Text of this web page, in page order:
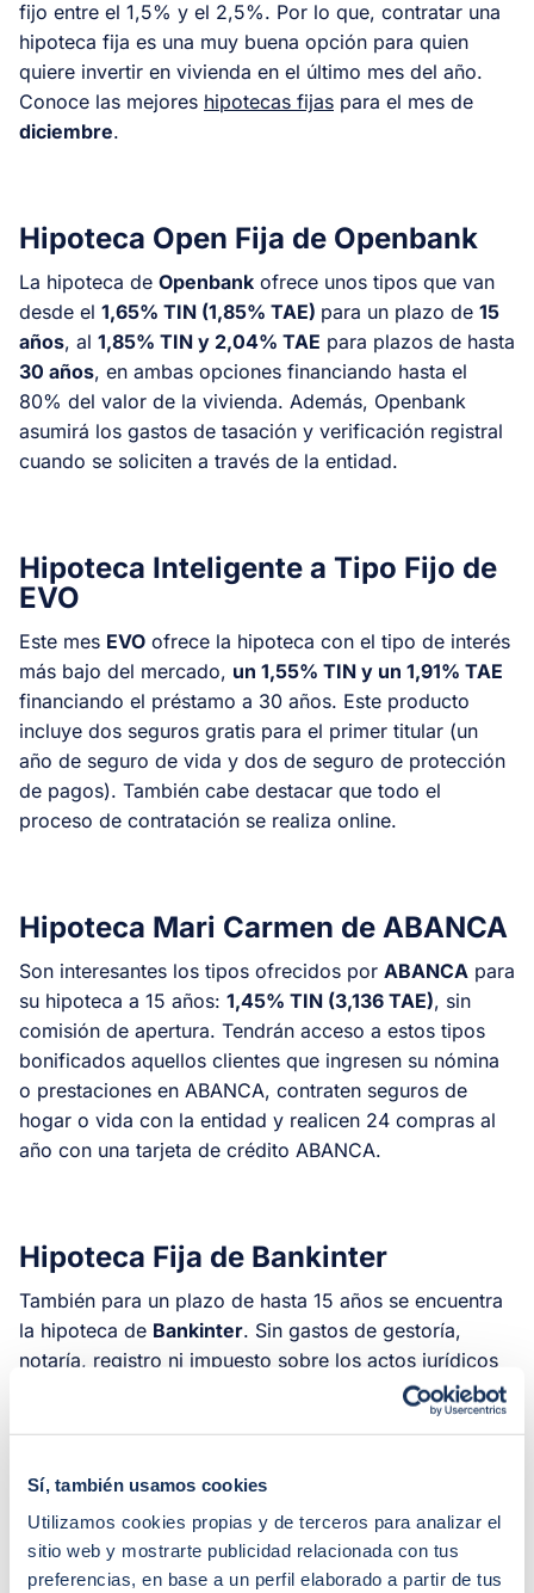
Sí, también usamos cookies
Utilizamos cookies propias y de terceros para analizar el
sitio web y mostrarte publicidad relacionada con tus
preferencias, en base a un perfil elaborado a partir de tus
fijo entre el 1,5% y el 2,5%. Por lo que, contratar una
hipoteca fija es una muy buena opción para quien
quiere invertir en vivienda en el último mes del año.
Conoce las mejores hipotecas fijas para el mes de
diciembre.
Hipoteca Open Fija de Openbank
La hipoteca de Openbank ofrece unos tipos que van
desde el 1,65% TIN (1,85% TAE) para un plazo de 15
años, al 1,85% TIN y 2,04% TAE para plazos de hasta
30 años, en ambas opciones financiando hasta el
80% del valor de la vivienda. Además, Openbank
asumirá los gastos de tasación y verificación registral
cuando se soliciten a través de la entidad.
Hipoteca Inteligente a Tipo Fijo de
EVO
Este mes EVO ofrece la hipoteca con el tipo de interés
más bajo del mercado, un 1,55% TIN y un 1,91% TAE
financiando el préstamo a 30 años. Este producto
incluye dos seguros gratis para el primer titular (un
año de seguro de vida y dos de seguro de protección
de pagos). También cabe destacar que todo el
proceso de contratación se realiza online.
Hipoteca Mari Carmen de ABANCA
Son interesantes los tipos ofrecidos por ABANCA para
su hipoteca a 15 años: 1,45% TIN (3,136 TAE), sin
comisión de apertura. Tendrán acceso a estos tipos
bonificados aquellos clientes que ingresen su nómina
o prestaciones en ABANCA, contraten seguros de
hogar o vida con la entidad y realicen 24 compras al
año con una tarjeta de crédito ABANCA.
Hipoteca Fija de Bankinter
También para un plazo de hasta 15 años se encuentra
la hipoteca de Bankinter. Sin gastos de gestoría,
notaría, registro ni impuesto sobre los actos jurídicos
1,60% TIN y un 2,35% TAE
para un importe de hasta el 80% del valor de compra
indispensable para contratar esta hipoteca residir en
2.000€ mensuales.